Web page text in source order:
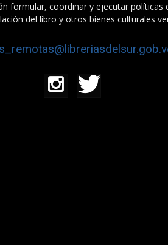
formular, coordinar y ejecutar
del libro y otros bienes culturales